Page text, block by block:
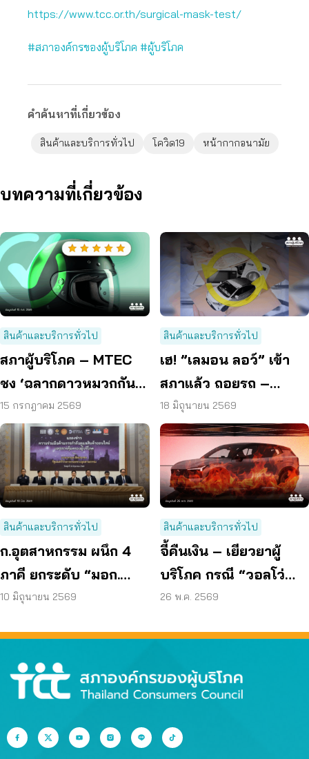
https://www.tcc.or.th/surgical-mask-test/
#สภาองค์กรของผู้บริโภค #ผู้บริโภค
คำค้นหาที่เกี่ยวข้อง
สินค้าและบริการทั่วไป โควิด19 หน้ากากอนามัย
บทความที่เกี่ยวข้อง
สินค้าและบริการทั่วไป
สภาผู้บริโภค – MTEC
ชง ‘ฉลากดาวหมวกกันน็
อก’ ยกระดับความ
ปลอดภัยผู้บริโภค
15 กรกฎาคม 2569
สินค้าและบริการทั่วไป
เฮ! ”เลมอน ลอว์” เข้า
สภาแล้ว ถอยรถ –
เครื่องไฟฟ้าใหม่พัง ได้
เปลี่ยน – คืนเงิน
18 มิถุนายน 2569
สินค้าและบริการทั่วไป
ก.อุตสาหกรรม ผนึก 4
ภาคี ยกระดับ “มอก.
Watch” สกัดสินค้า
10 มิถุนายน 2569
สินค้าและบริการทั่วไป
จี้คืนเงิน – เยียวยาผู้
บริโภค กรณี “วอลโว่
EX30” ส่งหนังสือถึง
26 พ.ค. 2569